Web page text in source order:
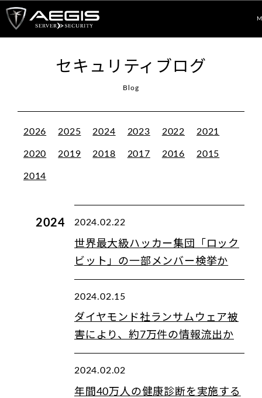
セキュリティブログ
Blog
2026 2025 2024 2023 2022 2021
2020 2019 2018 2017 2016 2015
2014
2024 2024.02.22
世界最大級ハッカー集団「ロック
ビット」の一部メンバー検挙か
2024.02.15
ダイヤモンド社ランサムウェア被
害により、約7万件の情報流出か
2024.02.02
年間40万人の健康診断を実施する